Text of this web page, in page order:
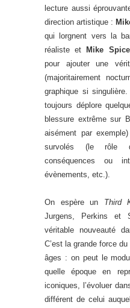
lecture aussi
direction artistique :
qui lorgnent vers la
réaliste et
Mike
pour ajouter une
(majoritairement
graphique si
toujours déplore
blessure extrême sur
aisément par
survolés (le rôle
conséquences ou
évènements, etc.).
On espère un Third
Jurgens, Perkins et
véritable nouveauté
C’est la grande force
âges : on peut le
quelle époque en
iconiques, l’évoluer
différent de celui